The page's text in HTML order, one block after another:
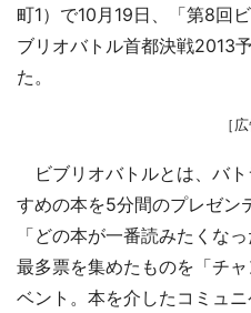
町1）で10月19日、「第8回
ブリオバトル首都決戦2013
た。
［
ビブリオバトルとは、バ
すめの本を5分間のプレゼン
「どの本が一番読みたくな
最多票を集めたものを「チ
ベント。本を介したコミュ